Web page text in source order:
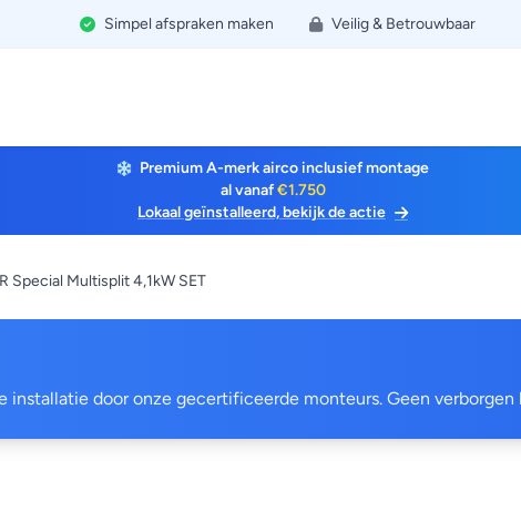
Simpel afspraken maken Veilig & Betrouwbaar
Premium A-merk airco inclusief montage
al vanaf€1.750
Lokaal geïnstalleerd, bekijk de actie
Special Multisplit 4,1kW SET
door onze gecertificeerde monteurs. Geen verborgen